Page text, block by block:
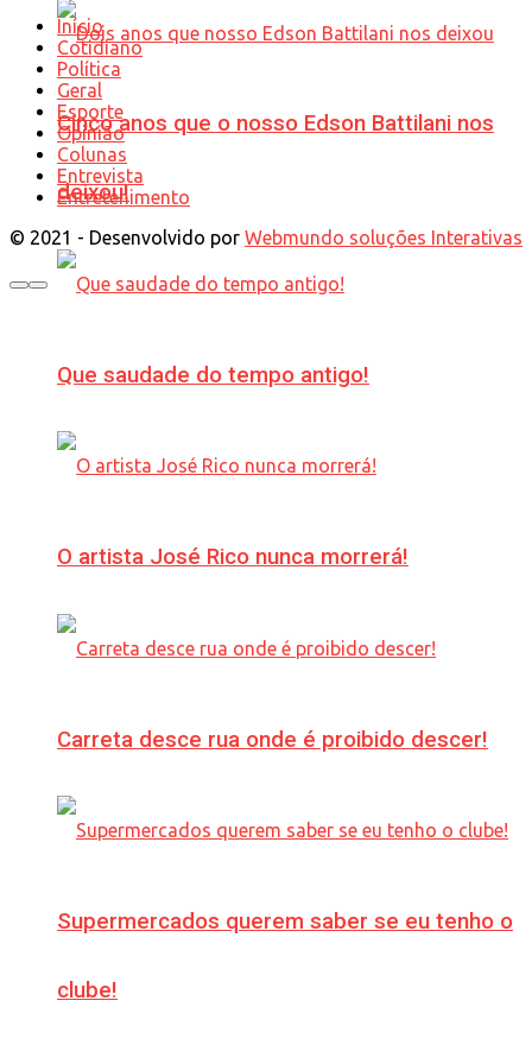
Cinco anos que o nosso Edson Battilani nos
deixou!
Que saudade do tempo antigo!
O artista José Rico nunca morrerá!
Carreta desce rua onde é proibido descer!
Supermercados querem saber se eu tenho o
clube!
Início
Cotidiano
Política
Geral
Esporte
Opinião
Colunas
Entrevista
Entretenimento
© 2021 - Desenvolvido por Webmundo soluções Interativas